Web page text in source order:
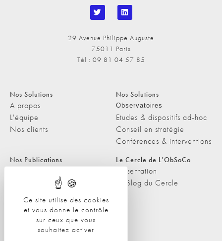
Ce site utilise des cookies
et vous donne le contrôle
sur ceux que vous
souhaitez activer
29 Avenue Philippe Auguste
75011 Paris
Tél : 09 81 04 57 85
Nos Solutions
A propos
L'équipe
Nos clients
Nos Solutions
Observatoires
Etudes & dispositifs ad-hoc
Conseil en stratégie
Conférences & interventions
Nos Publications
Les Podcasts de L'ObSoCo
L'ObSoCo dans les médias
Le Cercle de L'ObSoCo
Présentation
Le Blog du Cercle
Contacts
Nous contacter